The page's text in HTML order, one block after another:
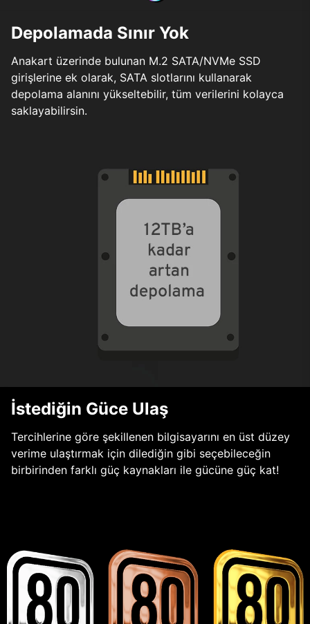
Depolamada Sınır Yok
Anakart üzerinde bulunan M.2 SATA/NVMe SSD
girişlerine ek olarak, SATA slotlarını kullanarak
depolama alanını yükseltebilir, tüm verilerini kolayca
saklayabilirsin.
İstediğin Güce Ulaş
Tercihlerine göre şekillenen bilgisayarını en üst düzey
verime ulaştırmak için dilediğin gibi seçebileceğin
birbirinden farklı güç kaynakları ile gücüne güç kat!